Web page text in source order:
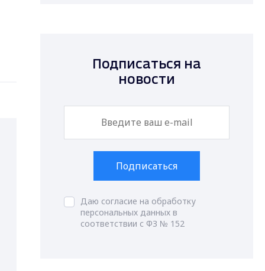
Подписаться на
новости
Подписаться
Даю согласие на обработку
персональных данных в
соответствии с ФЗ № 152